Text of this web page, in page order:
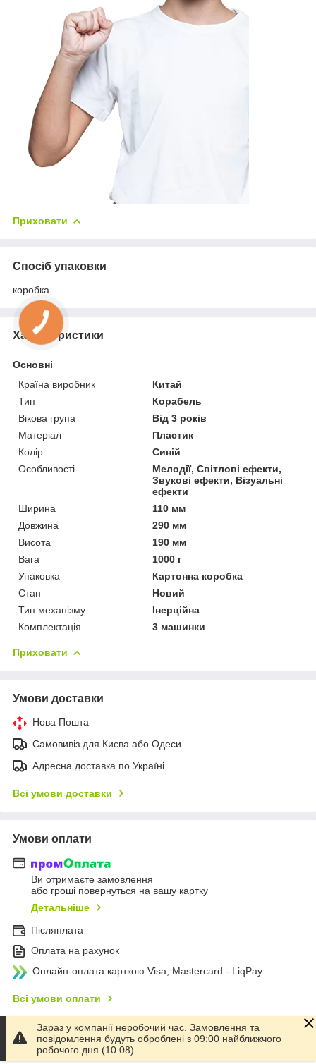
Приховати
Спосіб упаковки
коробка
Характеристики
Основні
Країна виробник
Китай
Тип
Корабель
Вікова група
Від 3 років
Матеріал
Пластик
Колір
Синій
Особливості
Мелодії, Світлові ефекти,
Звукові ефекти, Візуальні
ефекти
Ширина
110 мм
Довжина
290 мм
Висота
190 мм
Вага
1000 г
Упаковка
Картонна коробка
Стан
Новий
Тип механізму
Інерційна
Комплектація
3 машинки
Приховати
Умови доставки
Нова Пошта
Самовивіз для Києва або Одеси
Адресна доставка по Україні
Всі умови доставки
Умови оплати
Ви отримаєте замовлення
або гроші повернуться на вашу картку
Детальніше
Післяплата
Оплата на рахунок
Онлайн-оплата карткою Visa, Mastercard - LiqPay
Всі умови оплати
Умови повернення
Зараз у компанії неробочий час. Замовлення та
повідомлення будуть оброблені з 09:00 найближчого
робочого дня (10.08).